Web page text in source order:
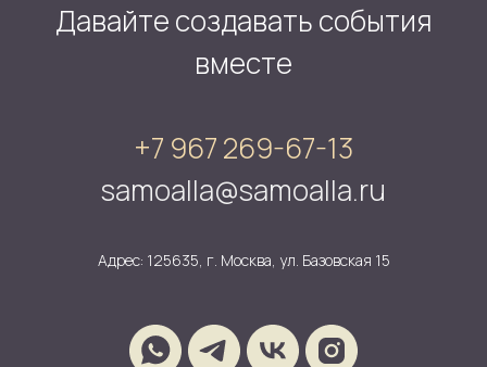
Давайте создавать события
вместе
+7 967 269-67-13
samoalla@samoalla.ru
Адрес: 125635, г. Москва, ул. Базовская 15